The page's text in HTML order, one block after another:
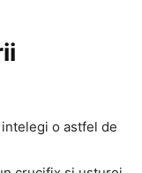
o astfel de